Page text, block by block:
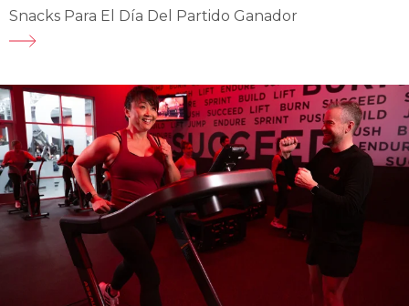
Snacks Para El Día Del Partido Ganador